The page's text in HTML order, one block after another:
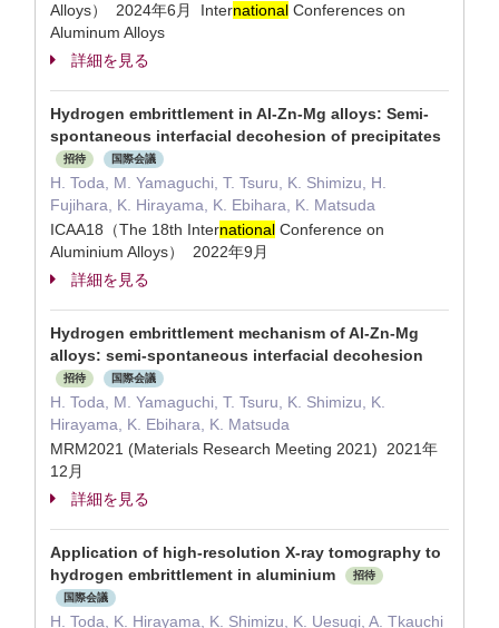
Alloys） 2024年6月 International Conferences on
Aluminum Alloys
詳細を見る
Hydrogen embrittlement in Al-Zn-Mg alloys: Semi-
spontaneous interfacial decohesion of precipitates
招待 国際会議
H. Toda, M. Yamaguchi, T. Tsuru, K. Shimizu, H.
Fujihara, K. Hirayama, K. Ebihara, K. Matsuda
ICAA18（The 18th International Conference on
Aluminium Alloys） 2022年9月
詳細を見る
Hydrogen embrittlement mechanism of Al-Zn-Mg
alloys: semi-spontaneous interfacial decohesion
招待 国際会議
H. Toda, M. Yamaguchi, T. Tsuru, K. Shimizu, K.
Hirayama, K. Ebihara, K. Matsuda
MRM2021 (Materials Research Meeting 2021) 2021年
12月
詳細を見る
Application of high-resolution X-ray tomography to
hydrogen embrittlement in aluminium
招待
国際会議
H. Toda, K. Hirayama, K. Shimizu, K. Uesugi, A. Tkauchi